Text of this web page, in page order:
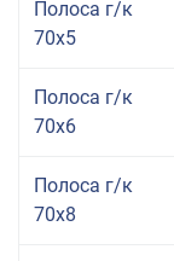
Полоса г/к
70x5
Полоса г/к
70x6
Полоса г/к
70x8